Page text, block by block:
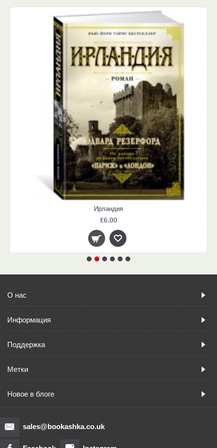
Ирландия
£6.00
О нас
Информация
Поддержка
Метки
Новое в блоге
sales@bookashka.co.uk